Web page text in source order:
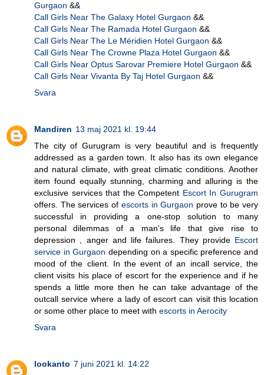
Gurgaon &&
Call Girls Near The Galaxy Hotel Gurgaon &&
Call Girls Near The Ramada Hotel Gurgaon &&
Call Girls Near The Le Méridien Hotel Gurgaon &&
Call Girls Near The Crowne Plaza Hotel Gurgaon &&
Call Girls Near Optus Sarovar Premiere Hotel Gurgaon &&
Call Girls Near Vivanta By Taj Hotel Gurgaon &&
Svara
Mandiren 13 maj 2021 kl. 19:44
The city of Gurugram is very beautiful and is frequently
addressed as a garden town. It also has its own elegance
and natural climate, with great climatic conditions. Another
item found equally stunning, charming and alluring is the
exclusive services that the Competent Escort In Gurugram
offers. The services of escorts in Gurgaon prove to be very
successful in providing a one-stop solution to many
personal dilemmas of a man's life that give rise to
depression , anger and life failures. They provide Escort
service in Gurgaon depending on a specific preference and
mood of the client. In the event of an incall service, the
client visits his place of escort for the experience and if he
spends a little more then he can take advantage of the
outcall service where a lady of escort can visit this location
or some other place to meet with escorts in Aerocity
Svara
lookanto 7 juni 2021 kl. 14:22